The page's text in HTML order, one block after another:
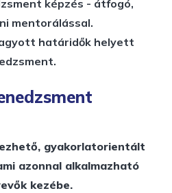
képzés - átfogó,
mentorálással.
határidők helyett
gyakorlatorientált
azonnal alkalmazható
kezébe.